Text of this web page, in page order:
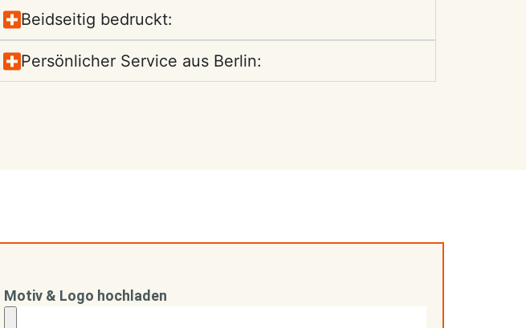
Beidseitig bedruckt:
Persönlicher Service aus Berlin:
Motiv & Logo hochladen